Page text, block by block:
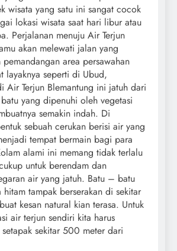
wisata yang satu ini sangat cocok
lokasi wisata saat hari libur atau
Perjalanan menuju Air Terjun
akan melewati jalan yang
area persawahan
layaknya seperti di Ubud,
Air Terjun Blemantung ini jatuh dari
yang dipenuhi oleh vegetasi
semakin indah. Di
sebuah cerukan berisi air yang
tempat bermain bagi para
alami ini memang tidak terlalu
untuk berendam dan
air yang jatuh. Batu – batu
tampak berserakan di sekitar
kesan natural kian terasa. Untuk
air terjun sendiri kita harus
sekitar 500 meter dari